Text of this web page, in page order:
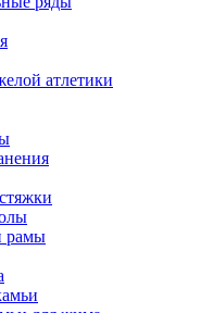
атлетики
рамы